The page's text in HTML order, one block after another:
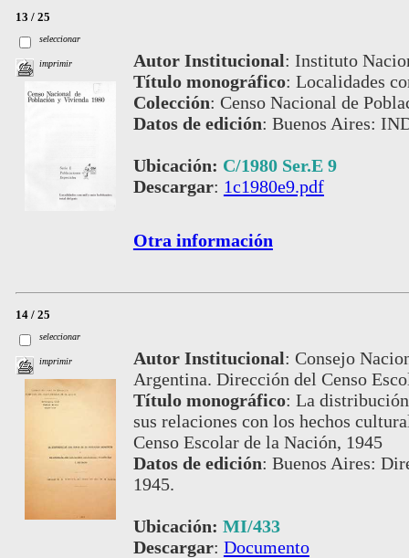
13 / 25
seleccionar
imprimir Autor Institucional: Instituto
Título monográfico: Localidades
Colección: Censo Nacional de
Datos de edición: Buenos Aires:
Ubicación: C/1980 Ser.E 9
Descargar: 1c1980e9.pdf
Otra información
14 / 25
seleccionar
imprimir Autor Institucional: Consejo
Argentina. Dirección del Censo
Título monográfico: La
sus relaciones con los hechos
Censo Escolar de la Nación, 1945
Datos de edición: Buenos Aires:
1945.
Ubicación: MI/433
Descargar: Documento